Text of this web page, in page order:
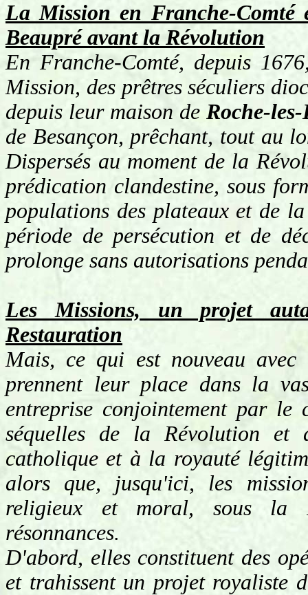
La Mission en Franche-Comté
Beaupré avant la Révolution
En Franche-Comté, depuis
Mission, des prêtres séculiers
depuis leur maison de Roche-
de Besançon, prêchant, tout au
Dispersés au moment de la
prédication clandestine, sous
populations des plateaux et de
période de persécution et de
prolonge sans autorisations
Les Missions, un projet
Restauration
Mais, ce qui est nouveau avec
prennent leur place dans la
entreprise conjointement par le
séquelles de la Révolution
catholique et à la royauté
alors que, jusqu'ici, les
religieux et moral, sous la
résonnances.
D'abord, elles constituent des
et trahissent un projet royaliste